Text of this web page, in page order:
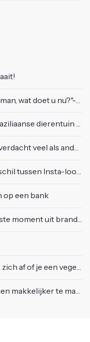
uit Flodder met Tatjana Šimić
en overleeft het niet
als ander soort work-out
Insta-look en realiteit
op een bank
brandende auto op de A58
vegetariër bent als je kip eet
makkelijker te maken